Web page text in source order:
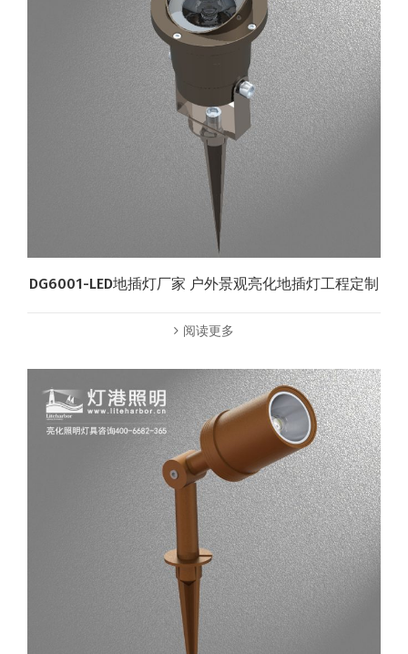
DG6001-LED地插灯厂家 户外景观亮化地插灯工程定制
阅读更多